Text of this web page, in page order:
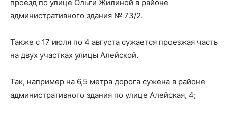
проезд по улице Ольги Жилиной в районе
административного здания № 73/2.
Также с 17 июля по 4 августа сужается проезжая часть
на двух участках улицы Алейской.
Так, например на 6,5 метра дорога сужена в районе
административного здания по улице Алейская, 4;